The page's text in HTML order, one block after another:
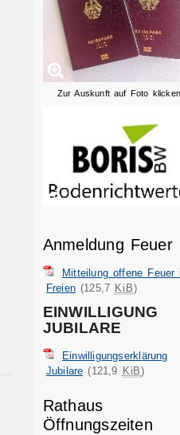
Zur Auskunft auf Foto klicken
Anmeldung Feuer
Mitteilung offene Feuer
Freien (125,7 KiB)
EINWILLIGUNG
JUBILARE
Einwilligungserklärung
Jubilare (121,9 KiB)
Rathaus
Öffnungszeiten